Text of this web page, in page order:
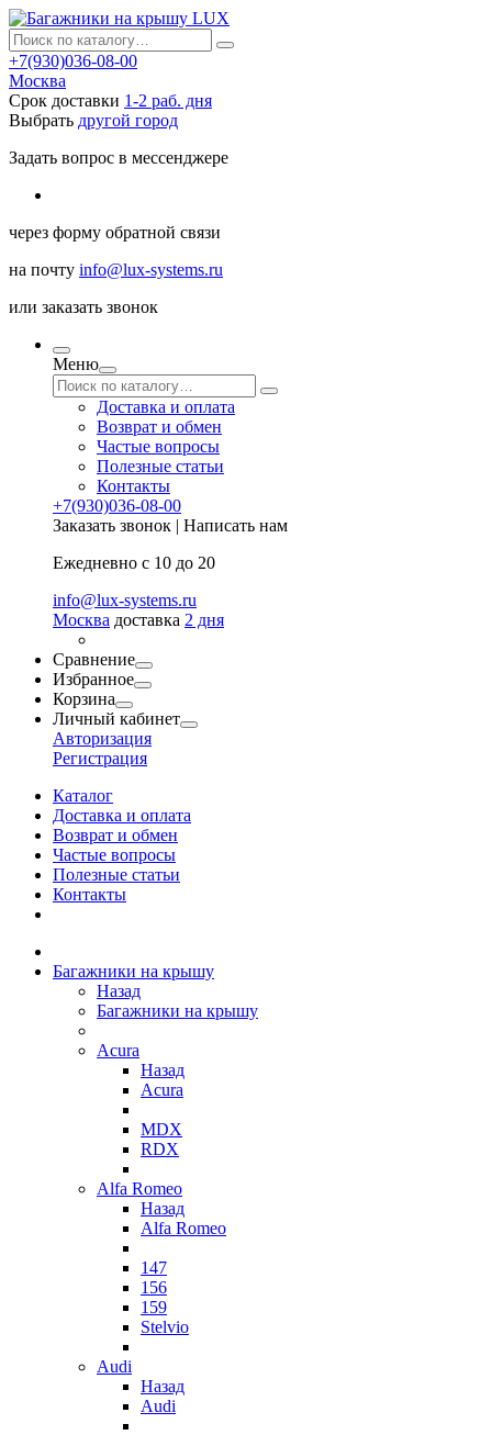
+7(930)036-08-00
Москва
Срок доставки 1-2 раб. дня
Выбрать другой город
Задать вопрос в мессенджере
через форму обратной связи
на почту info@lux-systems.ru
или заказать звонок
Меню
Доставка и оплата
Возврат и обмен
Частые вопросы
Полезные статьи
Контакты
+7(930)036-08-00
Заказать звонок | Написать нам
Ежедневно с 10 до 20
info@lux-systems.ru
Москва доставка 2 дня
Сравнение
Избранное
Корзина
Личный кабинет
Авторизация
Регистрация
Каталог
Доставка и оплата
Возврат и обмен
Частые вопросы
Полезные статьи
Контакты
Багажники на крышу
Назад
Багажники на крышу
Acura
Назад
Acura
MDX
RDX
Alfa Romeo
Назад
Alfa Romeo
147
156
159
Stelvio
Audi
Назад
Audi